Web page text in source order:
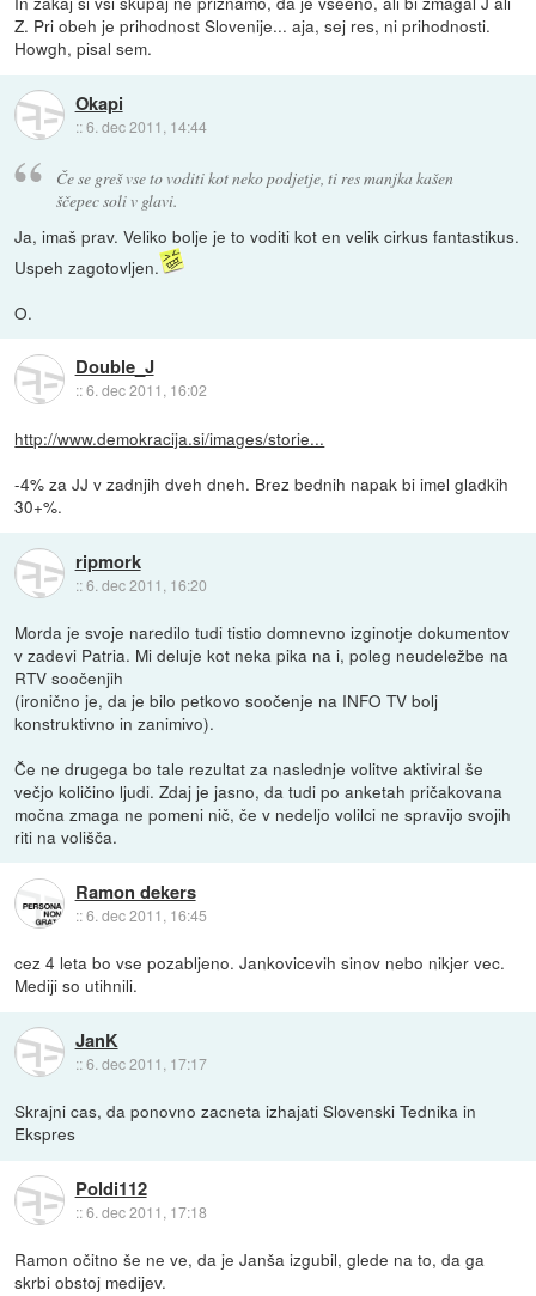
Z. Pri obeh je prihodnost Slovenije... aja, sej res, ni prihodnosti.
Howgh, pisal sem.
Okapi
::6. dec 2011, 14:44
Če se greš vse to voditi kot neko podjetje, ti res manjka kašen
ščepec soli v glavi.
Ja, imaš prav. Veliko bolje je to voditi kot en velik cirkus fantastikus.
Uspeh zagotovljen.
O.
Double_J
::6. dec 2011, 16:02
http://www.demokracija.si/images/storie...
-4% za JJ v zadnjih dveh dneh. Brez bednih napak bi imel gladkih
30+%.
ripmork
::6. dec 2011, 16:20
Morda je svoje naredilo tudi tistio domnevno izginotje dokumentov
v zadevi Patria. Mi deluje kot neka pika na i, poleg neudeležbe na
RTV soočenjih
(ironično je, da je bilo petkovo soočenje na INFO TV bolj
konstruktivno in zanimivo).
Če ne drugega bo tale rezultat za naslednje volitve aktiviral še
večjo količino ljudi. Zdaj je jasno, da tudi po anketah pričakovana
močna zmaga ne pomeni nič, če v nedeljo volilci ne spravijo svojih
riti na volišča.
Ramon dekers
::6. dec 2011, 16:45
cez 4 leta bo vse pozabljeno. Jankovicevih sinov nebo nikjer vec.
Mediji so utihnili.
JanK
::6. dec 2011, 17:17
Skrajni cas, da ponovno zacneta izhajati Slovenski Tednika in
Ekspres
Poldi112
::6. dec 2011, 17:18
Ramon očitno še ne ve, da je Janša izgubil, glede na to, da ga
skrbi obstoj medijev.